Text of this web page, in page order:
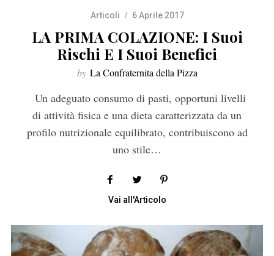
Articoli 6 Aprile 2017
LA PRIMA COLAZIONE: I Suoi
Rischi E I Suoi Benefici
by La Confraternita della Pizza
Un adeguato consumo di pasti, opportuni livelli
di attività fisica e una dieta caratterizzata da un
profilo nutrizionale equilibrato, contribuiscono ad
uno stile…
Vai all'Articolo